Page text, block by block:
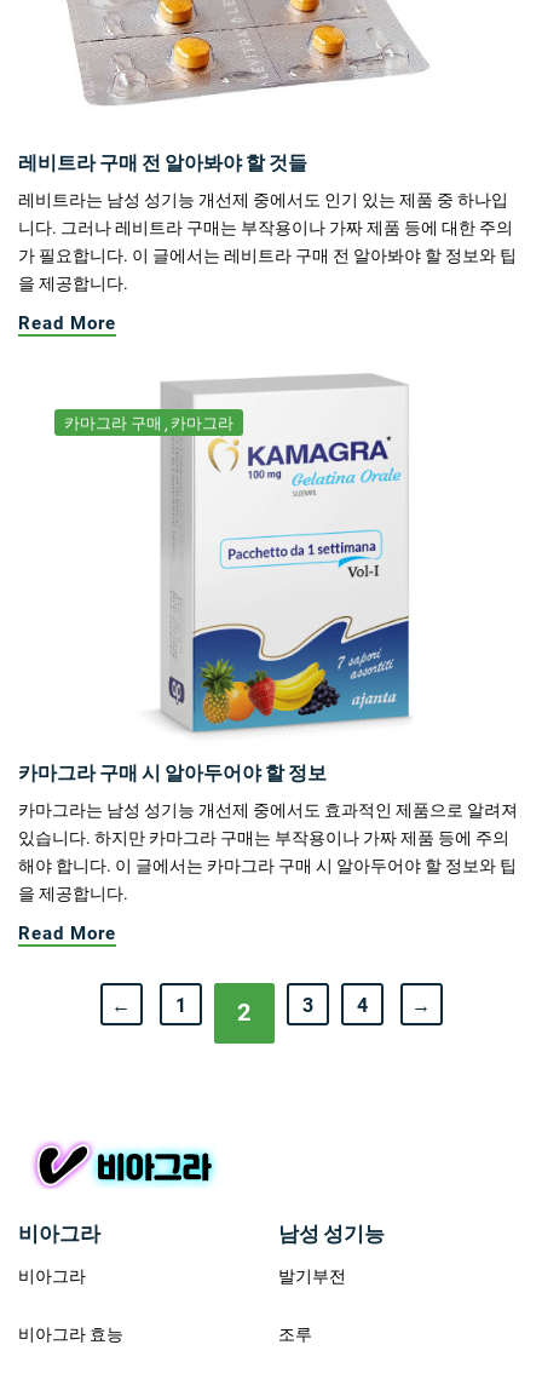
레비트라 구매 전 알아봐야 할 것들
레비트라는 남성 성기능 개선제 중에서도 인기 있는 제품 중 하나입
니다. 그러나 레비트라 구매는 부작용이나 가짜 제품 등에 대한 주의
가 필요합니다. 이 글에서는 레비트라 구매 전 알아봐야 할 정보와 팁
을 제공합니다.
Read More
카마그라 구매 카마그라
카마그라 구매 시 알아두어야 할 정보
카마그라는 남성 성기능 개선제 중에서도 효과적인 제품으로 알려져
있습니다. 하지만 카마그라 구매는 부작용이나 가짜 제품 등에 주의
해야 합니다. 이 글에서는 카마그라 구매 시 알아두어야 할 정보와 팁
을 제공합니다.
Read More
← 1 2 3 4 →
비아그라
비아그라
비아그라 효능
남성 성기능
발기부전
조루